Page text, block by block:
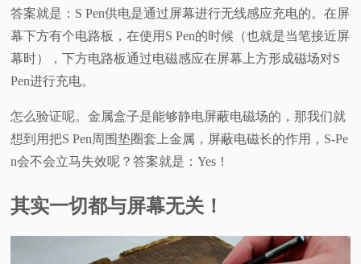
答案就是：S Pen供电是通过屏幕进行无线感应充电的。在屏
幕下方有个电路板，在使用S Pen的时候（也就是当笔接近屏
幕时），下方电路板通过电磁感应在屏幕上方形成磁场对S
Pen进行充电。
怎么验证呢。金属盒子是能够静电屏蔽电磁场的，那我们就
想到用把S Pen周围垫圈套上金属，屏蔽电磁长的作用，S-Pe
n会不会立马失效呢？答案就是：Yes！
其实一切都与屏幕无关！